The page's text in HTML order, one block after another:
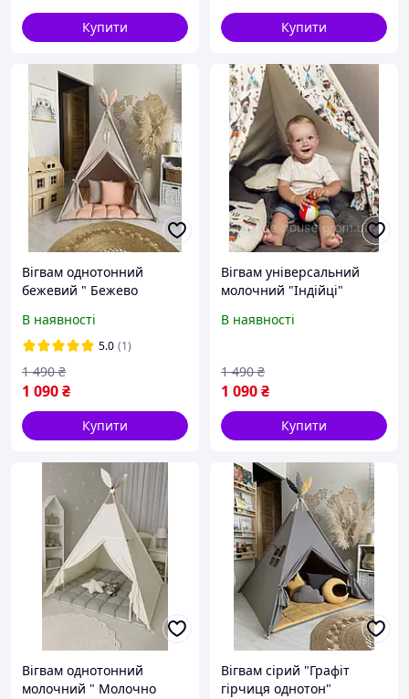
Купити Купити
Вігвам однотонний
бежевий " Бежево
універсальний для
дівчинки та хлопчика.
Намет дитячий, шатро .
Будиночок для ігор
В наявності
5.0 (1)
1 090₴
1 490 ₴
Купити
Вігвам універсальний
молочний "Індійці"
хлопчика чи дівчинки.
ігор. Палатка, халабуда
В наявності
1 090₴
1 490 ₴
Купити
Вігвам однотонний
молочний " Молочно
Вігвам сірий "Графіт
гірчиця однотон"